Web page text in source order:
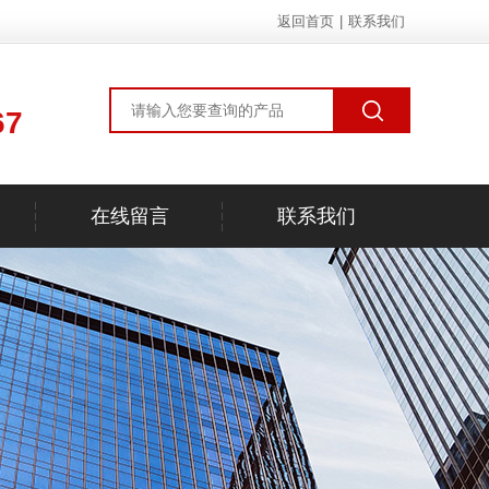
返回首页 联系我们
在线留言 联系我们